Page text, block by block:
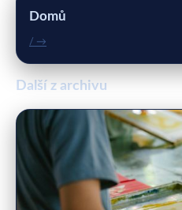
Domů
/ →
Další z archivu